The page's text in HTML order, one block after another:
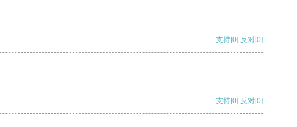
支持[0] 反对[0]
支持[0] 反对[0]